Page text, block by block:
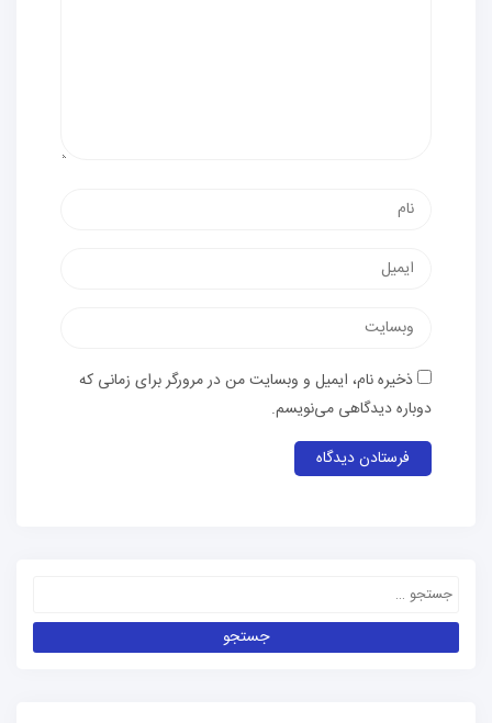
ذخیره نام، ایمیل و وبسایت من در مرورگر برای زمانی که
دوباره دیدگاهی می‌نویسم.